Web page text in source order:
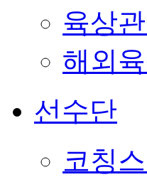
육상
해외
선수단
코칭